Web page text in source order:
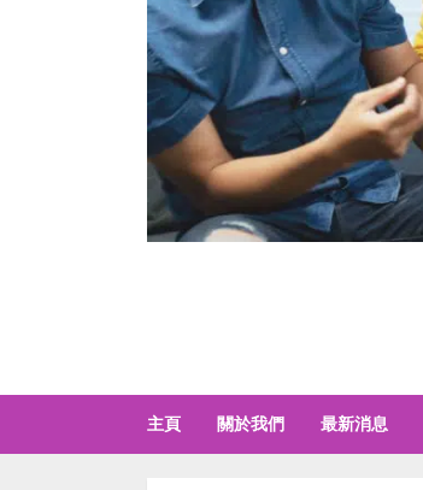
主頁 關於我們 最新消息